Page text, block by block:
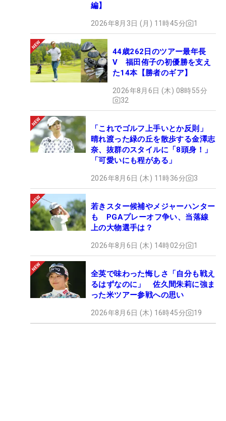
編】
2026年8月3日 (月) 11時45分 1
44歳262日のツアー最年長
V 福田侑子の初優勝を支え
た14本【勝者のギア】
2026年8月6日 (木) 08時55分
32
「これでゴルフ上手いとか反則」
晴れ渡った緑の丘を散歩する金澤志
奈、抜群のスタイルに「8頭身！」
「可愛いにも程がある」
2026年8月6日 (木) 11時36分 3
若きスター候補やメジャーハンター
も PGAプレーオフ争い、当落線
上の大物選手は？
2026年8月6日 (木) 14時02分 1
全英で味わった悔しさ「自分も戦え
るはずなのに」 佐久間朱莉に強ま
った米ツアー参戦への思い
2026年8月6日 (木) 16時45分 19